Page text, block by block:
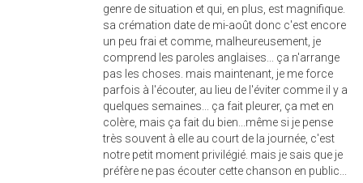
genre de situation et qui, en plus, est magnifique.
sa crémation date de mi-août donc c'est encore
un peu frai et comme, malheureusement, je
comprend les paroles anglaises... ça n'arrange
pas les choses. mais maintenant, je me force
parfois à l'écouter, au lieu de l'éviter comme il y a
quelques semaines... ça fait pleurer, ça met en
colère, mais ça fait du bien...même si je pense
très souvent à elle au court de la journée, c'est
notre petit moment privilégié. mais je sais que je
préfère ne pas écouter cette chanson en public...